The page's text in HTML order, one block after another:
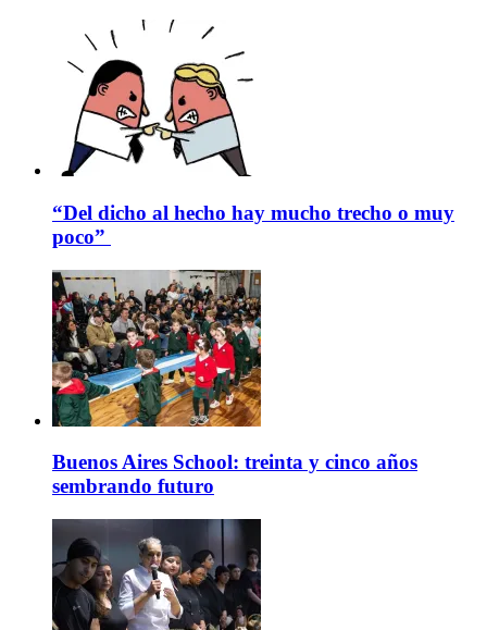
“Del dicho al hecho hay mucho trecho o muy
poco”
Buenos Aires School: treinta y cinco años
sembrando futuro